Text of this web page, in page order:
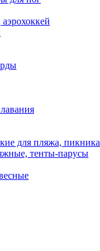
для пляжа, пикника
тенты-парусы